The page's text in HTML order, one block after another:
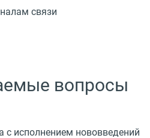
связи
вопросы
с исполнением нововведений